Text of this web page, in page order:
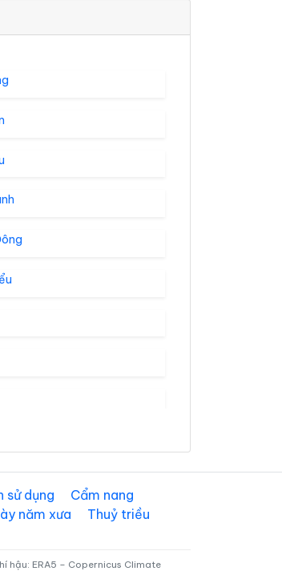
sử dụng
Cẩm nang
năm xưa
Thuỷ triều
hậu: ERA5 – Copernicus Climate